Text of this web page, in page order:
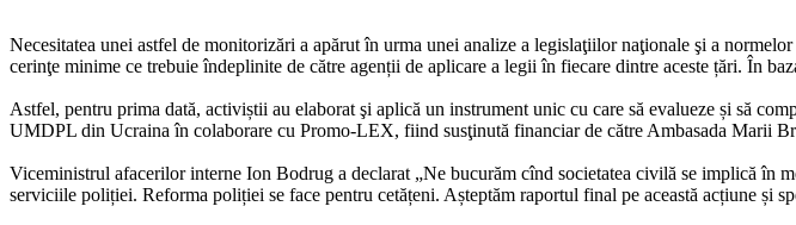
Necesitatea unei astfel de monitorizări a apărut în urma unei analize a legislaţiilor naţionale şi a
cerinţe minime ce trebuie îndeplinite de către agenții de aplicare a legii în fiecare dintre aceste țări. În
Astfel, pentru prima dată, activiștii au elaborat şi aplică un instrument unic cu care să evalueze și să
UMDPL din Ucraina în colaborare cu Promo-LEX, fiind susţinută financiar de către Ambasada Marii
Viceministrul afacerilor interne Ion Bodrug a declarat „Ne bucurăm cînd societatea civilă se implică în
serviciile poliției. Reforma poliției se face pentru cetățeni. Așteptăm raportul final pe această acțiune și